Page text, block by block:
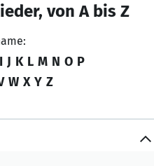
von A bis Z
I J K L M N O P
W X Y Z